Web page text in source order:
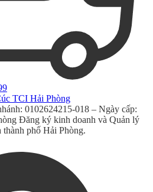
TCI Hải Phòng
0102624215-018 – Ngày cấp:
Đăng ký kinh doanh và Quản lý
phố Hải Phòng.